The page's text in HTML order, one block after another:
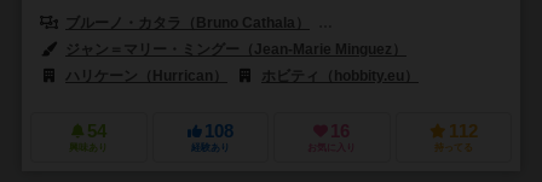
ブルーノ・カタラ（Bruno Cathala）
ジャン＝マリー・ミングー（Jean-Marie Minguez）
ハリケーン（Hurrican）
ホビティ（hobbity.eu）
54
興味あり
108
経験あり
16
お気に入り
112
持ってる